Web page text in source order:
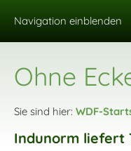
Navigation einblenden
Ohne
Sie sind hier: WDF-
Indunorm liefert